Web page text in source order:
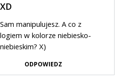
XD
Sam manipulujesz. A co z
logiem w kolorze niebiesko-
niebieskim? X)
ODPOWIEDZ